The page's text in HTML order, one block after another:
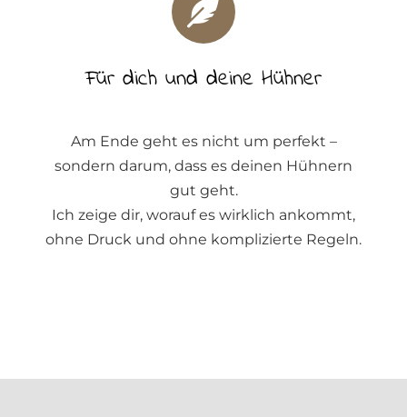
Für dich und deine Hühner
Am Ende geht es nicht um perfekt –
sondern darum, dass es deinen Hühnern
gut geht.
Ich zeige dir, worauf es wirklich ankommt,
ohne Druck und ohne komplizierte Regeln.